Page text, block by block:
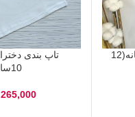
عبا مشکی دخترانه طرح حنانه(12
10سال)
265,000